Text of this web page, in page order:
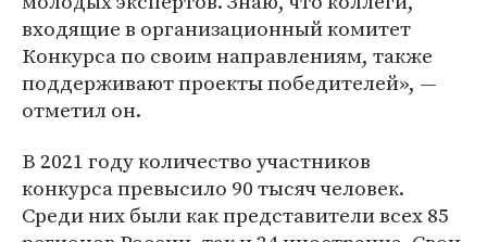
входящие в организационный комитет
Конкурса по своим направлениям, также
поддерживают проекты победителей», —
отметил он.
В 2021 году количество участников
конкурса превысило 90 тысяч человек.
Среди них были как представители всех 85